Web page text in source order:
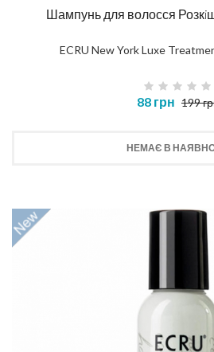
Шампунь для волосся
ECRU New York Luxe
88 грн 199
НЕМАЄ В